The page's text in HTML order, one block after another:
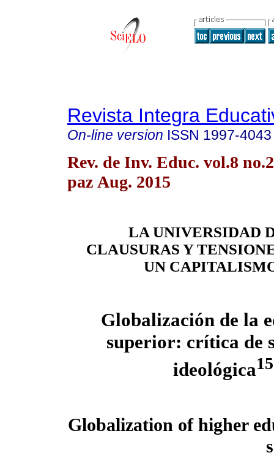
Revista Integra
On-line version ISSN 1997-4043
Rev. de Inv. Educ. vol.8
paz Aug. 2015
LA UNIVERSIDAD
CLAUSURAS Y
UN
Globalización de la
superior: crítica de
ideológica15
Globalization of higher